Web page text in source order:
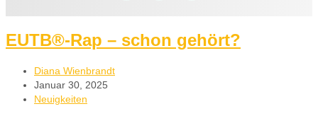
EUTB®-Rap – schon gehört?
Diana Wienbrandt
Januar 30, 2025
Neuigkeiten